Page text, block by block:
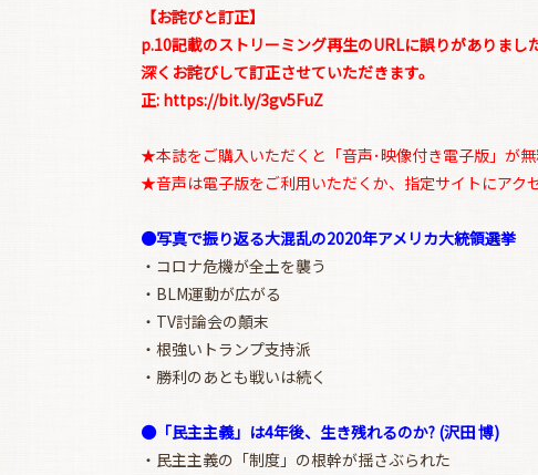
【お詫びと訂正】
p.10記載のストリーミング再生のURLに誤りがありまし
深くお詫びして訂正させていただきます。
正: https://bit.ly/3gv5FuZ
★本誌をご購入いただくと「音声･映像付き電子版」が
★音声は電子版をご利用いただくか、指定サイトにアク
●写真で振り返る大混乱の2020年アメリカ大統領選挙
・コロナ危機が全土を襲う
・BLM運動が広がる
・TV討論会の顛末
・根強いトランプ支持派
・勝利のあとも戦いは続く
●「民主主義」は4年後、生き残れるのか? (沢田 博)
・民主主義の「制度」の根幹が揺さぶられた